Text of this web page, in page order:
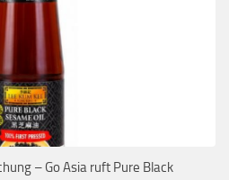
– Go Asia ruft Pure Black